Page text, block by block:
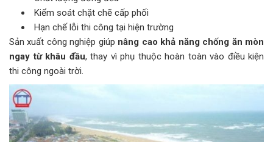
Kiểm soát chặt chẽ cấp phối
Hạn chế lỗi thi công tại hiện trường
Sản xuất công nghiệp giúp nâng cao khả năng chống ăn mòn
ngay từ khâu đầu, thay vì phụ thuộc hoàn toàn vào điều kiện
thi công ngoài trời.